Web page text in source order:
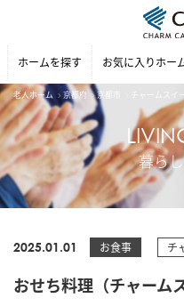
ホームを探す お気に入りホー
老人ホーム 京都府 京都市 チャームスイ
暮ら
2025.01.01 お食事 チ
おせち料理（チャーム